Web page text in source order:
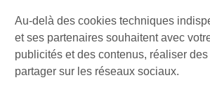
LE PERGET
à vos questions
dans la
Au-delà des cookies techniques
et ses partenaires souhaitent avec
publicités et des contenus, réaliser
partager sur les réseaux sociaux.